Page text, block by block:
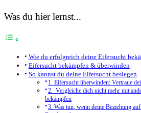
Was du hier lernst...
Wie du erfolgreich deine Eifersucht
Eifersucht bekämpfen & überwinden
So kannst du deine Eifersucht besiegen
1. Eifersucht überwinden: Vertraue
2. Vergleiche dich nicht mehr mit
bekämpfen
3. Was tun, wenn deine Beziehung